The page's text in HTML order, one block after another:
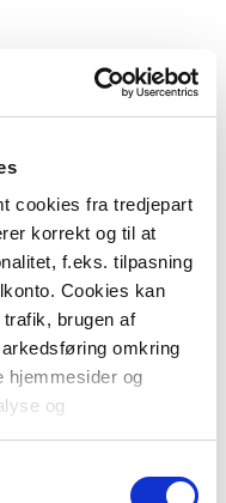
cookies fra tredjepart
korrekt og til at
f.eks. tilpasning
Cookies kan
brugen af
omkring
hjemmesider og
og
cookies under